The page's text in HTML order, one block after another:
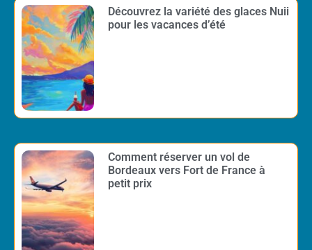
Découvrez la variété des glaces Nuii
pour les vacances d’été
Comment réserver un vol de
Bordeaux vers Fort de France à
petit prix